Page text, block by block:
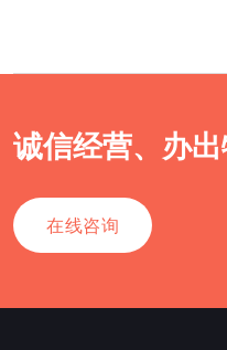
诚信经营、办
在线咨询